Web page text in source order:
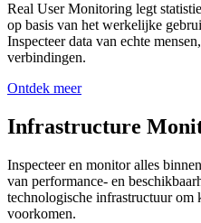
Real User Monitoring legt
op basis van het werkelijke
Inspecteer data van echte
verbindingen.
Ontdek meer
Infrastructure
Inspecteer en monitor alles
van performance- en
technologische infrastructuur om
voorkomen.